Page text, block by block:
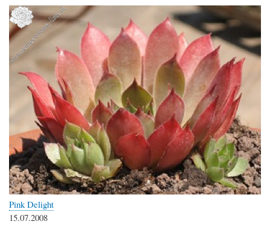
Pink Delight
15.07.2008